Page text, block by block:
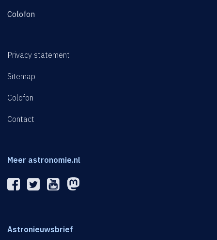
Colofon
Privacy statement
Sitemap
Colofon
Contact
Meer astronomie.nl
Astronieuwsbrief